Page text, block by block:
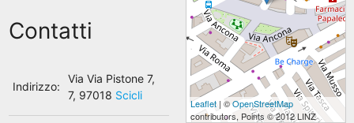
Contatti
Indirizzo:
Via Via Pistone 7,
7, 97018 Scicli
Leaflet| ©OpenStreetMap
contributors, Points © 2012 LINZ